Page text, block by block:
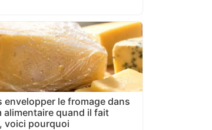
envelopper le fromage dans
alimentaire quand il fait
voici pourquoi